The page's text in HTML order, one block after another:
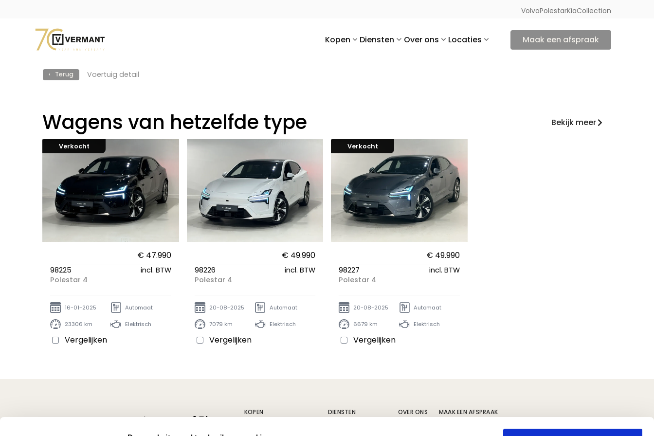
VolvoPolestarKiaCollection
Kopen Diensten Over ons Locaties Maak een afspraak
‹ Terug Voertuig detail
Wagens van hetzelfde type Bekijk meer
Verkocht
€ 47.990
98225
incl. BTW
Polestar 4
16-01-2025 Automaat
23306 km Elektrisch
Vergelijken
€ 49.990
98226
incl. BTW
Polestar 4
20-08-2025 Automaat
7079 km Elektrisch
Vergelijken
Verkocht
€ 49.990
98227
incl. BTW
Polestar 4
20-08-2025 Automaat
6679 km Elektrisch
Vergelijken
Volg ons op
KOPEN
Alle voertuigen
DIENSTEN
OVER ONS
MAAK EEN AFSPRAAK